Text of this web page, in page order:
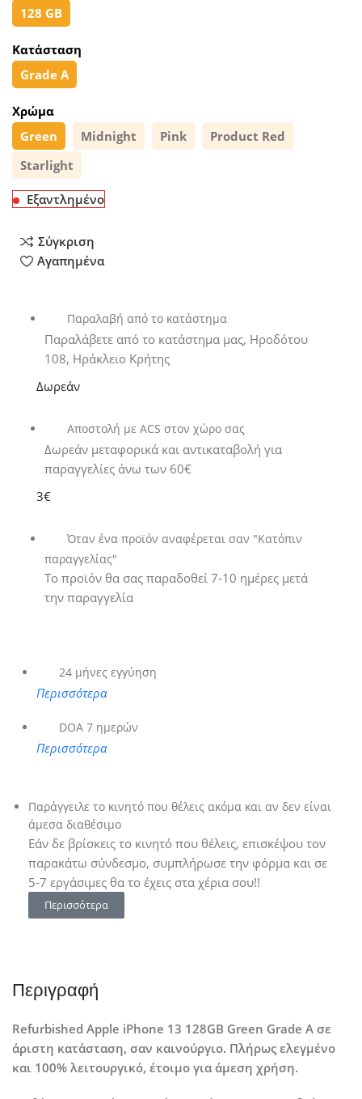
128 GB
Κατάσταση
Grade A
Χρώμα
Green
Midnight Pink
Product Red
Starlight
Εξαντλημένο
Σύγκριση
Αγαπημένα
Παραλαβή από το κατάστημα
Παραλάβετε από το κατάστημα μας, Ηροδότου
108, Ηράκλειο Κρήτης
Δωρεάν
Αποστολή με ACS στον χώρο σας
Δωρεάν μεταφορικά και αντικαταβολή για
παραγγελίες άνω των 60€
3€
Όταν ένα προϊόν αναφέρεται σαν "Κατόπιν
παραγγελίας"
Το προϊόν θα σας παραδοθεί 7-10 ημέρες μετά
την παραγγελία
24 μήνες εγγύηση
Περισσότερα
DOA 7 ημερών
Περισσότερα
Παράγγειλε το κινητό που θέλεις ακόμα και αν δεν είναι
άμεσα διαθέσιμο
Εάν δε βρίσκεις το κινητό που θέλεις, επισκέψου τον
παρακάτω σύνδεσμο, συμπλήρωσε την φόρμα και σε
5-7 εργάσιμες θα το έχεις στα χέρια σου!!
Περισσότερα
Περιγραφή
Refurbished Apple iPhone 13 128GB Green Grade A σε
άριστη κατάσταση, σαν καινούργιο. Πλήρως ελεγμένο
και 100% λειτουργικό, έτοιμο για άμεση χρήση.